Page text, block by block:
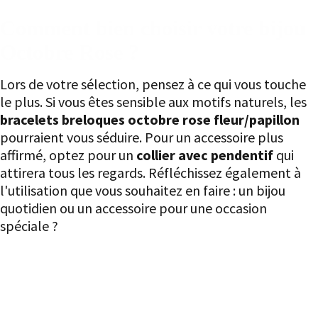
Lors de votre sélection, pensez à ce qui vous touche
le plus. Si vous êtes sensible aux motifs naturels, les
bracelets breloques octobre rose fleur/papillon
pourraient vous séduire. Pour un accessoire plus
affirmé, optez pour un collier avec pendentif qui
attirera tous les regards. Réfléchissez également à
l'utilisation que vous souhaitez en faire : un bijou
quotidien ou un accessoire pour une occasion
spéciale ?